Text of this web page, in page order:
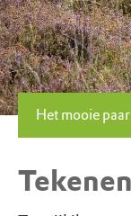
Het mooie